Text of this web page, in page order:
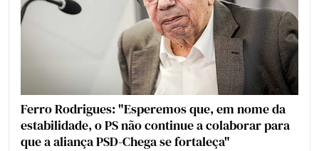
Ferro Rodrigues: "Esperemos que, em nome da
estabilidade, o PS não continue a colaborar para
que a aliança PSD-Chega se fortaleça"